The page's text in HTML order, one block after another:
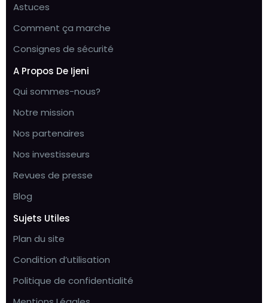
Astuces
Comment ça marche
Consignes de sécurité
A Propos De Ijeni
Qui sommes-nous?
Notre mission
Nos partenaires
Nos investisseurs
Revues de presse
Blog
Sujets Utiles
Plan du site
Condition d’utilisation
Politique de confidentialité